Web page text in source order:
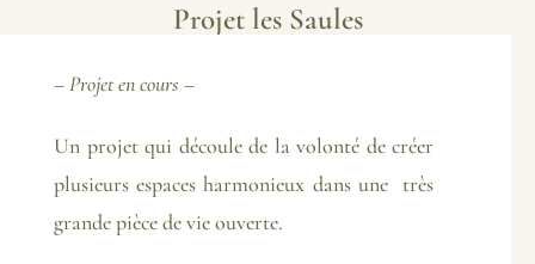
Projet les Saules
– Projet en cours –
Un projet qui découle de la volonté de créer
plusieurs espaces harmonieux dans une très
grande pièce de vie ouverte.